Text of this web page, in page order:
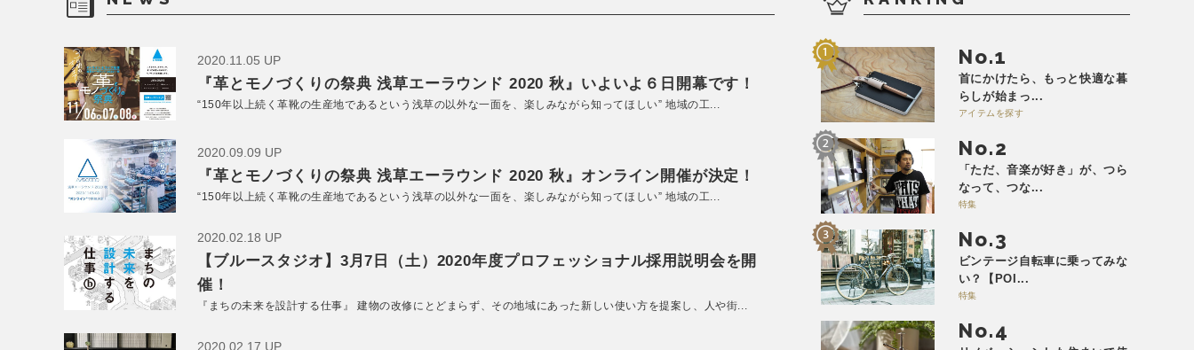
2020.11.05 UP
『革とモノづくりの祭典 浅草エーラウンド 2020 秋』いよいよ６日開幕です！
“150年以上続く革靴の生産地であるという浅草の以外な一面を、楽しみながら知ってほしい” 地域の工...
2020.09.09 UP
『革とモノづくりの祭典 浅草エーラウンド 2020 秋』オンライン開催が決定！
“150年以上続く革靴の生産地であるという浅草の以外な一面を、楽しみながら知ってほしい” 地域の工...
2020.02.18 UP
【ブルースタジオ】3月7日（土）2020年度プロフェッショナル採用説明会を開
催！
『まちの未来を設計する仕事』 建物の改修にとどまらず、その地域にあった新しい使い方を提案し、人や街...
2020.02.17 UP
No.
首にかけたら、もっと快適な暮
らしが始まっ...
アイテムを探す
No.
「ただ、音楽が好き」が、つら
なって、つな...
特集
No.
ビンテージ自転車に乗ってみな
い？【POI...
特集
No.